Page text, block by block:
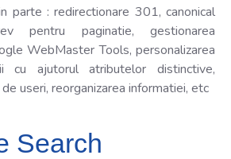
parte : redirectionare 301, canonical
pentru paginatie, gestionarea
WebMaster Tools, personalizarea
cu ajutorul atributelor distinctive,
useri, reorganizarea informatiei, etc
Search